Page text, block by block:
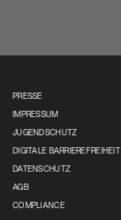
PRESSE
IMPRESSUM
JUGENDSCHUTZ
DIGITALE BARRIEREFREIHEIT
DATENSCHUTZ
AGB
COMPLIANCE